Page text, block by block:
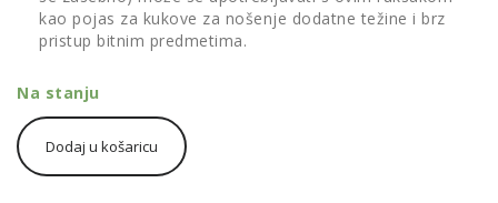
kao pojas za kukove za nošenje dodatne težine i brz
pristup bitnim predmetima.
Na stanju
Thule
Aion
putni
Dodaj u košaricu